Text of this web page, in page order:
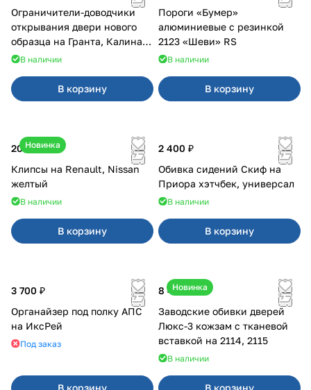
Ограничители-доводчики
открывания двери нового
образца на Гранта, Калина 2,
Урбан
В наличии
В корзину
Пороги «Бумер»
алюминиевые с резинкой
2123 «Шеви» RS
В наличии
В корзину
Новинка
20 ₽
Клипсы на Renault, Nissan
желтый
В наличии
В корзину
2 400 ₽
Обивка сидений Скиф на
Приора хэтчбек, универсал
В наличии
В корзину
3 700 ₽
Органайзер под полку АПС
на ИксРей
Под заказ
В корзину
Новинка
8 450 ₽
Заводские обивки дверей
Люкс-3 кожзам с тканевой
вставкой на 2114, 2115
В наличии
В корзину